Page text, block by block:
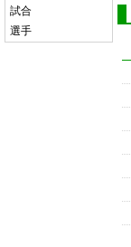
試合
選手